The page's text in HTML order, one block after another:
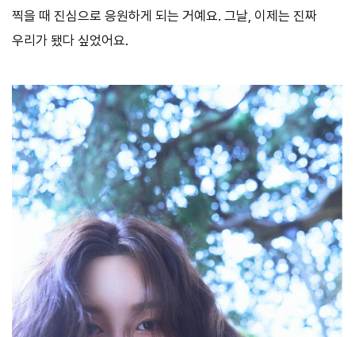
찍을 때 진심으로 응원하게 되는 거예요. 그날, 이제는 진짜
우리가 됐다 싶었어요.